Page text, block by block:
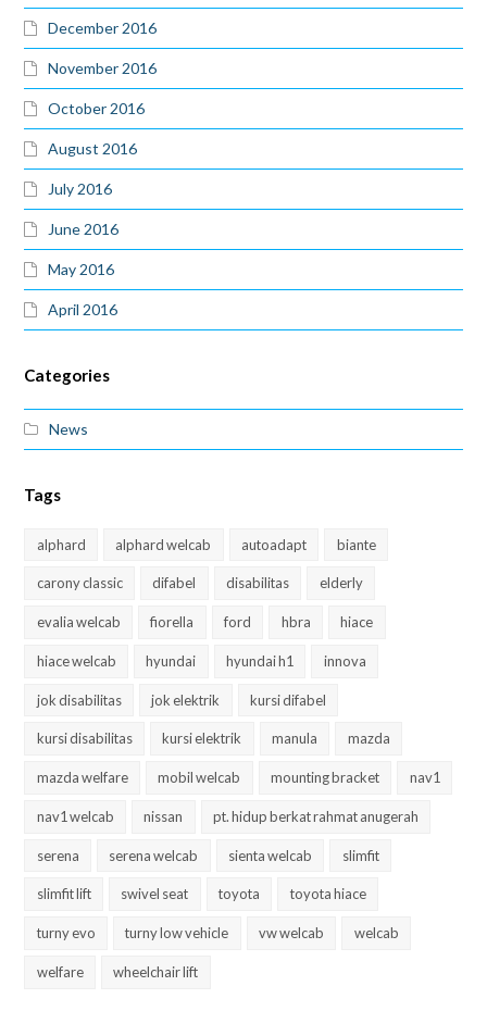
December 2016
November 2016
October 2016
August 2016
July 2016
June 2016
May 2016
April 2016
Categories
News
Tags
alphard alphard welcab autoadapt biante
carony classic difabel disabilitas elderly
evalia welcab fiorella ford hbra hiace
hiace welcab hyundai hyundai h1 innova
jok disabilitas jok elektrik kursi difabel
kursi disabilitas kursi elektrik manula mazda
mazda welfare mobil welcab mounting bracket nav1
nav1 welcab nissan pt. hidup berkat rahmat anugerah
serena serena welcab sienta welcab slimfit
slimfit lift swivel seat toyota toyota hiace
turny evo turny low vehicle vw welcab welcab
welfare wheelchair lift